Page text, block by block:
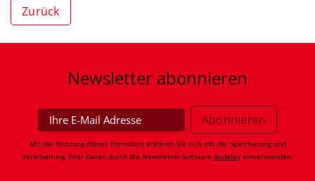
Zurück
Newsletter abonnieren
Mit der Nutzung dieses Formulars erklären Sie sich mit der Speicherung und
Verarbeitung Ihrer Daten durch die Newsletter-Software dodeley einverstanden.